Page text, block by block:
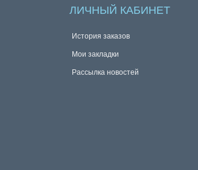
ЛИЧНЫЙ КАБИНЕТ
История заказов
Мои закладки
Рассылка новостей